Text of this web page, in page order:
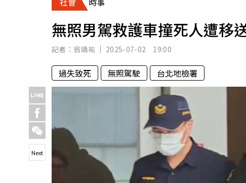
專欄
房產新勢力
無照男駕救護車撞死人遭
記者： 翁靖祐 2025-07-02 19:00
過失致死 無照駕駛 台北地檢署
Next